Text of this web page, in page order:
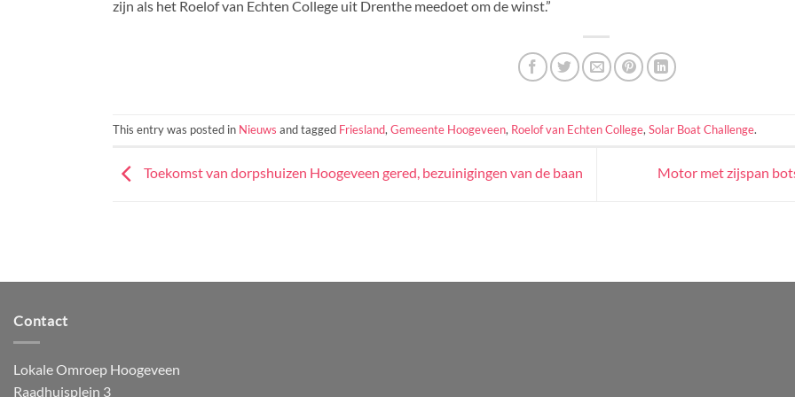
zijn als het Roelof van Echten College uit Drenthe meedoet om de winst.”
This entry was posted in Nieuws and tagged Friesland,Gemeente Hoogeveen, Roelof van Echten College,Solar Boat Challenge.
Toekomst van dorpshuizen Hoogeveen gered, bezuinigingen van de baan Motor met zijspan
Contact
Lokale Omroep Hoogeveen
Raadhuisplein 3